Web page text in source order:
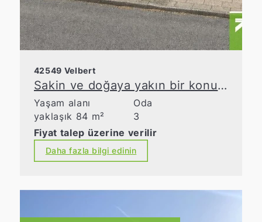
42549 Velbert
Sakin ve doğaya yakın bir konumda, balkonlu şirin dubleks daire
Yaşam alanı
yaklaşık 84 m²
Oda
3
Fiyat talep üzerine verilir
Daha fazla bilgi edinin